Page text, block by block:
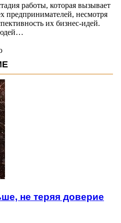
работы, которая вызывает
предпринимателей, несмотря
их бизнес-идей.
не теряя доверие